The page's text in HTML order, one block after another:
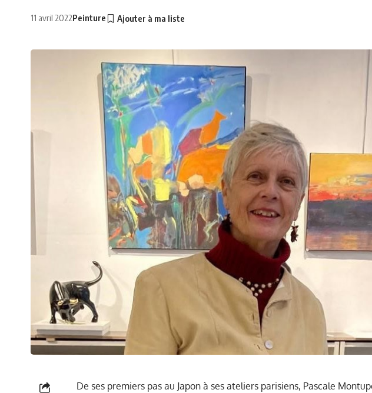
11 avril 2022Peinture
De ses premiers pas au Japon à ses ateliers parisiens, Pascale